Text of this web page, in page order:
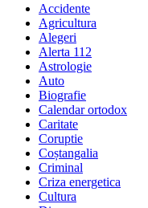
Accidente
Agricultura
Alegeri
Alerta 112
Astrologie
Auto
Biografie
Calendar ortodox
Caritate
Coruptie
Coștangalia
Criminal
Criza energetica
Cultura